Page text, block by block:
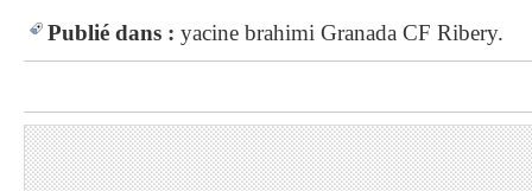
Publié dans : yacine brahimi Granada CF Ribery.